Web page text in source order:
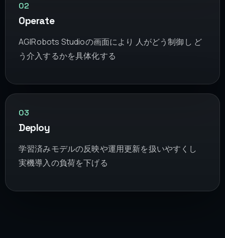
02
Operate
AGIRobots Studioの画面により 人がどう制御し ど
う介入するかを具体化する
03
Deploy
学習済みモデルの反映や運用更新を扱いやすくし
実機導入の負荷を下げる